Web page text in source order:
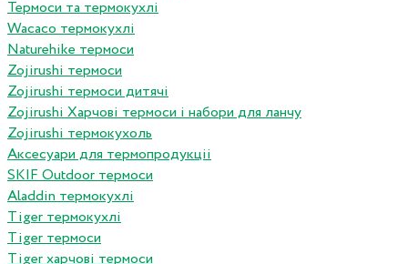
Термоси та термокухлі
Wacaco термокухлі
Naturehike термоси
Zojirushi термоси
Zojirushi термоси дитячі
Zojirushi Харчові термоси і набори для ланчу
Zojirushi термокухоль
Аксесуари для термопродукціі
SKIF Outdoor термоси
Aladdin термокухлі
Tiger термокухлі
Tiger термоси
Tiger харчові термоси